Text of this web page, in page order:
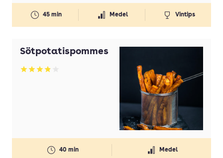
45 min Medel Vintips
Sötpotatispommes
Betyg: 3.87 av 5
40 min Medel